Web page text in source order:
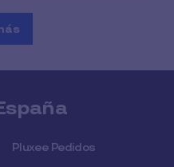
Pluxee Pedidos